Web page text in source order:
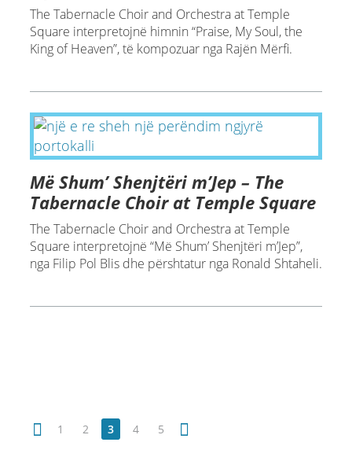
The Tabernacle Choir and Orchestra at Temple
Square interpretojnë himnin “Praise, My Soul, the
King of Heaven”, të kompozuar nga Rajën Mërfi.
Më Shum’ Shenjtëri m’Jep – The
Tabernacle Choir at Temple Square
The Tabernacle Choir and Orchestra at Temple
Square interpretojnë “Më Shum’ Shenjtëri m’Jep”,
nga Filip Pol Blis dhe përshtatur nga Ronald Shtaheli.
1 2 3 4 5